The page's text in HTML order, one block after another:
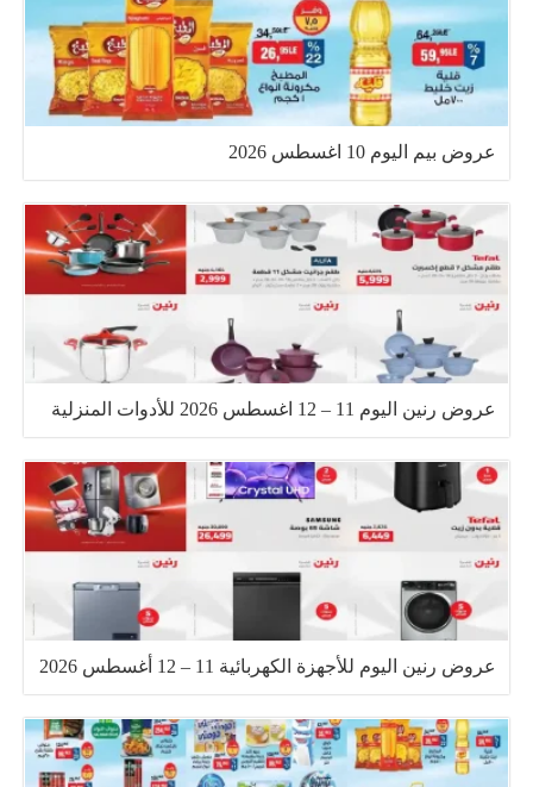
عروض بيم اليوم 10 اغسطس 2026
عروض رنين اليوم 11 – 12 اغسطس 2026 للأدوات المنزلية
عروض رنين اليوم للأجهزة الكهربائية 11 – 12 أغسطس 2026